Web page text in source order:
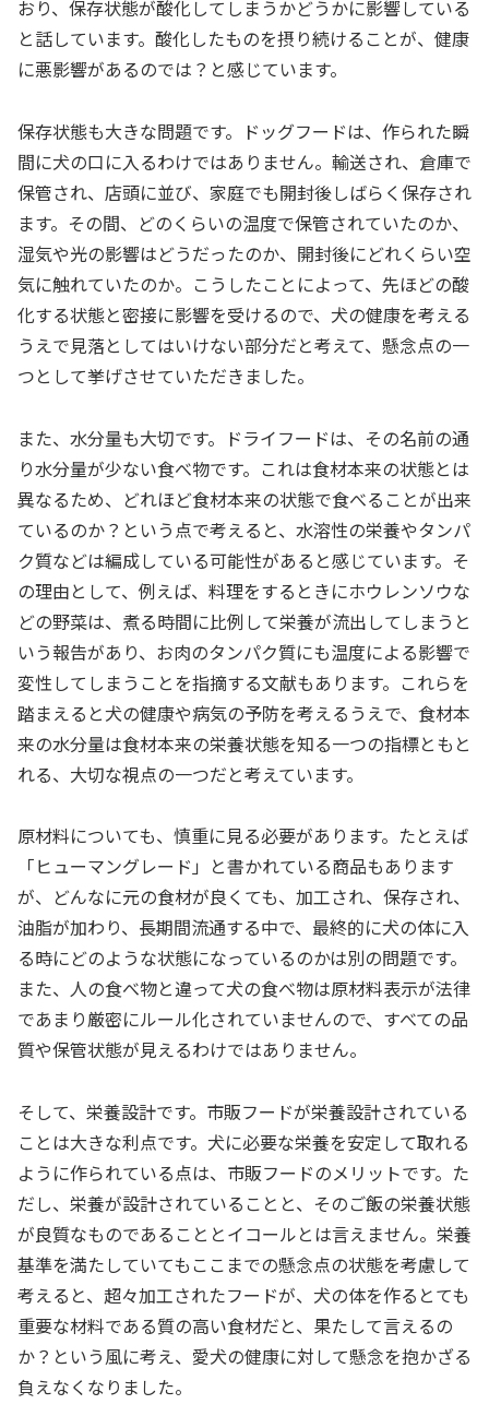
おり、保存状態が酸化してしまうかどうかに影響している
と話しています。酸化したものを摂り続けることが、健康
に悪影響があるのでは？と感じています。
保存状態も大きな問題です。ドッグフードは、作られた瞬
間に犬の口に入るわけではありません。輸送され、倉庫で
保管され、店頭に並び、家庭でも開封後しばらく保存され
ます。その間、どのくらいの温度で保管されていたのか、
湿気や光の影響はどうだったのか、開封後にどれくらい空
気に触れていたのか。こうしたことによって、先ほどの酸
化する状態と密接に影響を受けるので、犬の健康を考える
うえで見落としてはいけない部分だと考えて、懸念点の一
つとして挙げさせていただきました。
また、水分量も大切です。ドライフードは、その名前の通
り水分量が少ない食べ物です。これは食材本来の状態とは
異なるため、どれほど食材本来の状態で食べることが出来
ているのか？という点で考えると、水溶性の栄養やタンパ
ク質などは編成している可能性があると感じています。そ
の理由として、例えば、料理をするときにホウレンソウな
どの野菜は、煮る時間に比例して栄養が流出してしまうと
いう報告があり、お肉のタンパク質にも温度による影響で
変性してしまうことを指摘する文献もあります。これらを
踏まえると犬の健康や病気の予防を考えるうえで、食材本
来の水分量は食材本来の栄養状態を知る一つの指標ともと
れる、大切な視点の一つだと考えています。
原材料についても、慎重に見る必要があります。たとえば
「ヒューマングレード」と書かれている商品もあります
が、どんなに元の食材が良くても、加工され、保存され、
油脂が加わり、長期間流通する中で、最終的に犬の体に入
る時にどのような状態になっているのかは別の問題です。
また、人の食べ物と違って犬の食べ物は原材料表示が法律
であまり厳密にルール化されていませんので、すべての品
質や保管状態が見えるわけではありません。
そして、栄養設計です。市販フードが栄養設計されている
ことは大きな利点です。犬に必要な栄養を安定して取れる
ように作られている点は、市販フードのメリットです。た
だし、栄養が設計されていることと、そのご飯の栄養状態
が良質なものであることとイコールとは言えません。栄養
基準を満たしていてもここまでの懸念点の状態を考慮して
考えると、超々加工されたフードが、犬の体を作るとても
重要な材料である質の高い食材だと、果たして言えるの
か？という風に考え、愛犬の健康に対して懸念を抱かざる
負えなくなりました。